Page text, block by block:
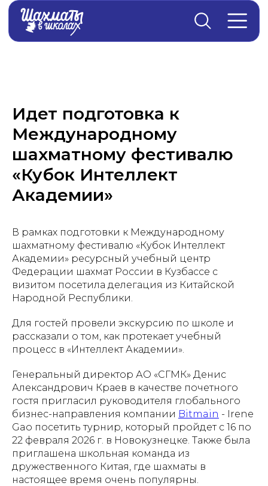
Идет подготовка к
Международному
шахматному фестивалю
«Кубок Интеллект
Академии»
В рамках подготовки к Международному
шахматному фестивалю «Кубок Интеллект
Академии» ресурсный учебный центр
Федерации шахмат России в Кузбассе с
визитом посетила делегация из Китайской
Народной Республики.
Для гостей провели экскурсию по школе и
рассказали о том, как протекает учебный
процесс в «Интеллект Академии».
Генеральный директор АО «СГМК» Денис
Александрович Краев в качестве почетного
гостя пригласил руководителя глобального
бизнес-направления компании Bitmain - Irene
Gao посетить турнир, который пройдет с 16 по
22 февраля 2026 г. в Новокузнецке. Также была
приглашена школьная команда из
дружественного Китая, где шахматы в
настоящее время очень популярны.